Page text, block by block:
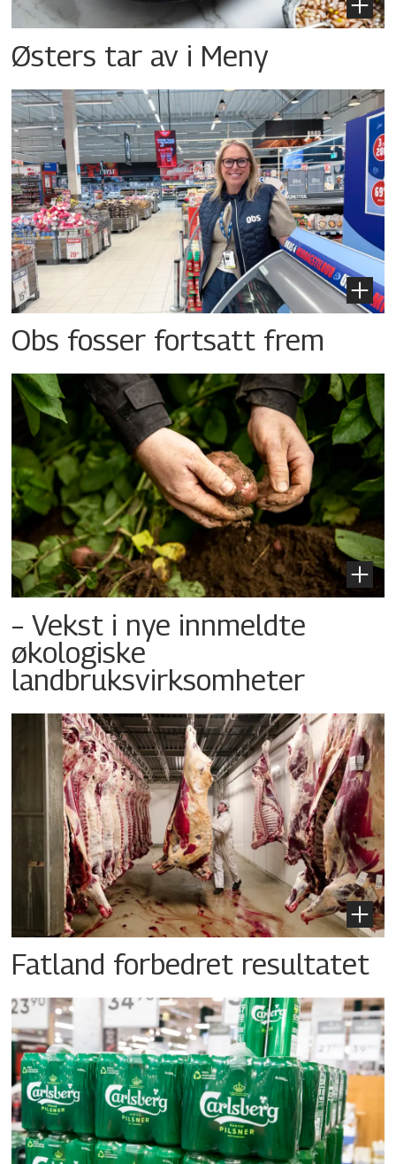
Østers tar av i Meny
Obs fosser fortsatt frem
– Vekst i nye innmeldte
økologiske
landbruksvirksomheter
Fatland forbedret resultatet